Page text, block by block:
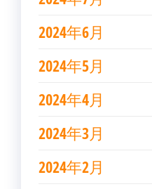
2024年6月
2024年5月
2024年4月
2024年3月
2024年2月